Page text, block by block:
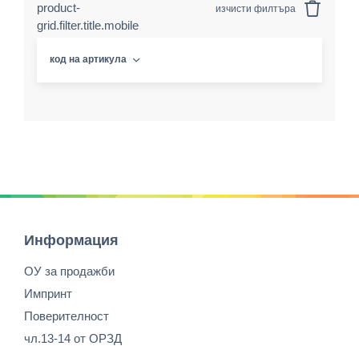
product-
grid.filter.title.mobile
изчисти филтъра
код на артикула
Информация
ОУ за продажби
Импринт
Поверителност
чл.13-14 от ОРЗД